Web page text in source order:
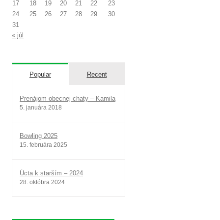
17 18 19 20 21 22
23
24
25 26 27 28 29
30
31
« júl
Popular Recent
Prenájom obecnej chaty – Kamila
5. januára 2018
Bowling 2025
15. februára 2025
Úcta k starším – 2024
28. októbra 2024